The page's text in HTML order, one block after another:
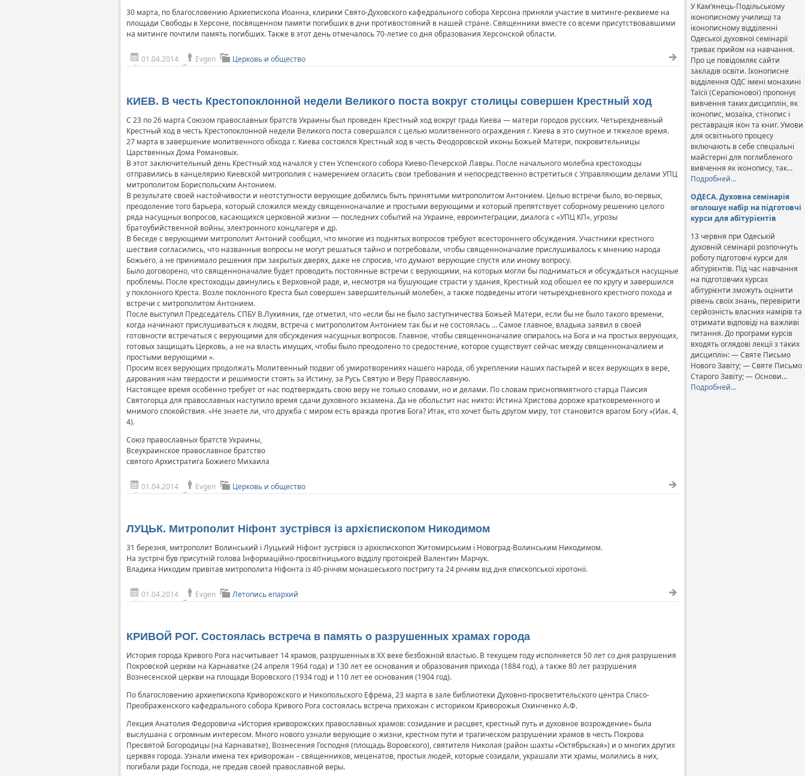
30 марта, по благословению Архиепископа Иоанна, клирики Свято-Духовского кафедрального собора Херсона приняли участие в митинге-реквиеме на
площади Свободы в Херсоне, посвященном памяти погибших в дни противостояний в нашей стране. Священники вместе со всеми присутствовавшими
на митинге почтили память погибших. Также в этот день отмечалось 70-летие со дня образования Херсонской области.
01.04.2014 Evgen Церковь и общество
КИЕВ. В честь Крестопоклонной недели Великого поста вокруг столицы совершен Крестный ход
С 23 по 26 марта Союзом православных братств Украины был проведен Крестный ход вокруг града Киева — матери городов русских. Четырехдневный
Крестный ход в честь Крестопоклонной недели Великого поста совершался с целью молитвенного ограждения г. Киева в это смутное и тяжелое время.
27 марта в завершение молитвенного обхода г. Киева состоялся Крестный ход в честь Феодоровской иконы Божьей Матери, покровительницы
Царственных Дома Романовых.
В этот заключительный день Крестный ход начался у стен Успенского собора Киево-Печерской Лавры. После начального молебна крестоходцы
отправились в канцелярию Киевской митрополия с намерением огласить свои требования и непосредственно встретиться с Управляющим делами УПЦ
митрополитом Бориспольским Антонием.
В результате своей настойчивости и неотступности верующие добились быть принятыми митрополитом Антонием. Целью встречи было, во-первых,
преодоление того барьера, который сложился между священноначалие и простыми верующими и который препятствует соборному решению целого
ряда насущных вопросов, касающихся церковной жизни — последних событий на Украине, евроинтеграции, диалога с «УПЦ КП», угрозы
братоубийственной войны, электронного концлагеря и др.
В беседе с верующими митрополит Антоний сообщил, что многие из поднятых вопросов требуют всестороннего обсуждения. Участники крестного
шествия согласились, что названные вопросы не могут решаться тайно и потребовали, чтобы священноначалие прислушивалось к мнению народа
Божьего, а не принимало решения при закрытых дверях, даже не спросив, что думают верующие спустя или иному вопросу.
Было договорено, что священноначалие будет проводить постоянные встречи с верующими, на которых могли бы подниматься и обсуждаться насущные
проблемы. После крестоходцы двинулись к Верховной раде, и, несмотря на бушующие страсти у здания, Крестный ход обошел ее по кругу и завершился
у поклонного Креста. Возле поклонного Креста был совершен завершительный молебен, а также подведены итоги четырехдневного крестного похода и
встречи с митрополитом Антонием.
После выступил Председатель СПБУ В.Лукияник, где отметил, что «если бы не было заступничества Божьей Матери, если бы не было такого времени,
когда начинают прислушиваться к людям, встреча с митрополитом Антонием так бы и не состоялась … Самое главное, владыка заявил в своей
готовности встречаться с верующими для обсуждения насущных вопросов. Главное, чтобы священноначалие опиралось на Бога и на простых верующих,
готовых защищать Церковь, а не на власть имущих, чтобы было преодолено то средостение, которое существует сейчас между священноначалием и
простыми верующими ».
Просим всех верующих продолжать Молитвенный подвиг об умиротворениях нашего народа, об укреплении наших пастырей и всех верующих в вере,
дарования нам твердости и решимости стоять за Истину, за Русь Святую и Веру Православную.
Настоящее время особенно требует от нас подтверждать свою веру не только словами, но и делами. По словам приснопямятного старца Паисия
Святогорца для православных наступило время сдачи духовного экзамена. Да не обольстит нас никто: Истина Христова дороже кратковременного и
мнимого спокойствия. «Не знаете ли, что дружба с миром есть вражда против Бога? Итак, кто хочет быть другом миру, тот становится врагом Богу »(Иак. 4,
4).
Союз православных братств Украины,
Всеукраинское православное братство
святого Архистратига Божиего Михаила
01.04.2014 Evgen Церковь и общество
ЛУЦЬК. Митрополит Ніфонт зустрівся із архієпископом Никодимом
31 березня, митрополит Волинський і Луцький Ніфонт зустрівся із архієпископоп Житомирським і Новоград-Волинським Никодимом.
На зустрічі був присутній голова Інформаційно-просвітницького відділу протоієрей Валентин Марчук.
Владика Никодим привітав митрополита Ніфонта із 40-річчям монашеського постригу та 24 річчям від дня єпископської хіротонії.
01.04.2014 Evgen Летопись епархий
КРИВОЙ РОГ. Состоялась встреча в память о разрушенных храмах города
История города Кривого Рога насчитывает 14 храмов, разрушенных в ХХ веке безбожной властью. В текущем году исполняется 50 лет со дня разрушения
Покровской церкви на Карнаватке (24 апреля 1964 года) и 130 лет ее основания и образования прихода (1884 год), а также 80 лет разрушения
Вознесенской церкви на площади Воровского (1934 год) и 110 лет ее основания (1904 год).
По благословению архиепископа Криворожского и Никопольского Ефрема, 23 марта в зале библиотеки Духовно-просветительского центра Спасо-
Преображенского кафедрального собора Кривого Рога состоялась встреча прихожан с историком Криворожья Охинченко А.Ф.
Лекция Анатолия Федоровича «История криворожских православных храмов: созидание и расцвет, крестный путь и духовное возрождение» была
выслушана с огромным интересом. Много нового узнали верующие о жизни, крестном пути и трагическом разрушении храмов в честь Покрова
Пресвятой Богородицы (на Карнаватке), Вознесения Господня (площадь Воровского), святителя Николая (район шахты «Октябрьская») и о многих других
церквях города. Узнали имена тех криворожан – священников, меценатов, простых людей, которые созидали, украшали эти храмы, молились в них,
погибали ради Господа, не предав своей православной веры.
У Кам’янець-Подільському
іконописному училищі та
іконописному відділенні
Одеської духовної семінарії
триває прийом на навчання.
Про це повідомляє сайти
закладів освіти. Іконописне
відділення ОДС імені монахині
Таїсії (Серапіонової) пропонує
вивчення таких дисциплін, як
іконопис, мозаїка, стінопис і
реставрація ікон та книг. Умови
для освітнього процесу
включають в себе спеціальні
майстерні для поглибленого
вивчення як іконопису, так…
Подробней…
ОДЕСА. Духовна семінарія
оголошує набір на підготовчі
курси для абітурієнтів
13 червня при Одеській
духовній семінарії розпочнуть
роботу підготовчі курси для
абітурієнтів. Під час навчання
на підготовчих курсах
абітурієнти зможуть оцінити
рівень своїх знань, перевірити
серйозність власних намірів та
отримати відповіді на важливі
питання. До програми курсів
входять оглядові лекції з таких
дисциплін: — Святе Письмо
Нового Завіту; — Святе Письмо
Старого Завіту; — Основи…
Подробней…